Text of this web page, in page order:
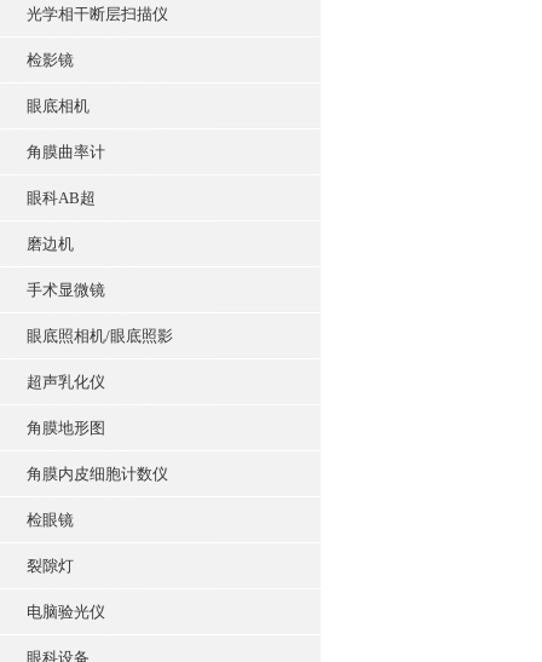
光学相干断层扫描仪
检影镜
眼底相机
角膜曲率计
眼科AB超
磨边机
手术显微镜
眼底照相机/眼底照影
超声乳化仪
角膜地形图
角膜内皮细胞计数仪
检眼镜
裂隙灯
电脑验光仪
眼科设备